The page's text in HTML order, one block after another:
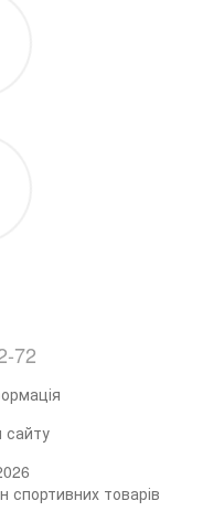
72
сайту
спортивних товарів